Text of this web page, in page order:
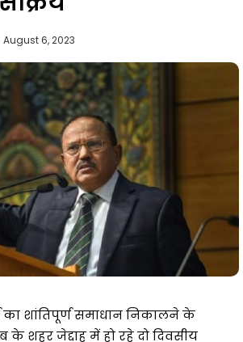
August 6, 2023
का शांतिपूर्ण समाधान निकालने के
शहर जेद्दाह में हो रहे दो दिवसीय